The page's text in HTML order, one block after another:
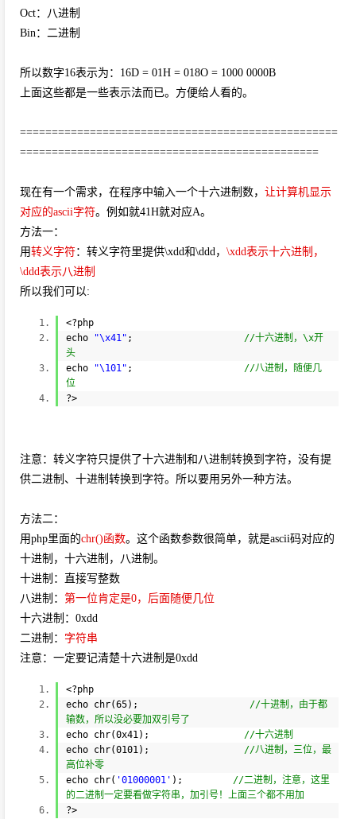
Oct：八进制
Bin：二进制
所以数字16表示为：16D = 01H = 018O = 1000 0000B
上面这些都是一些表示法而已。方便给人看的。
==================================================
===============================================
现在有一个需求，在程序中输入一个十六进制数， 让计算机显示
对应的ascii字符。例如就41H就对应A。
方法一：
用转义字符：转义字符里提供\xdd和\ddd， \xdd表示十六进制，
\ddd表示八进制
所以我们可以:
<?php
echo
"\x41" ; //十六进制，\x开
头
echo
"\101" ; //八进制，随便几
位
?>
注意：转义字符只提供了十六进制和八进制转换到字符，没有提
供二进制、十进制转换到字符。所以要用另外一种方法。
方法二：
用php里面的chr()函数。这个函数参数很简单，就是ascii码对应的
十进制，十六进制，八进制。
十进制：直接写整数
八进制： 第一位肯定是0，后面随便几位
十六进制：0xdd
二进制： 字符串
注意：一定要记清楚十六进制是0xdd
<?php
echo chr(65); //十进制，由于都
输数，所以没必要加双引号了
echo chr(0x41); //十六进制
echo chr(0101); //八进制，三位，最
高位补零
echo chr( '01000001' ); //二进制，注意，这里
的二进制一定要看做字符串，加引号！上面三个都不用加
?>